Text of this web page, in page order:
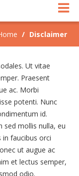
Disclaimer
Ut vitae
Praesent
ac. Morbi
potenti. Nunc
id.
sed mollis nulla, eu
in faucibus orci
ut augue ac
et lectus semper,
odio.